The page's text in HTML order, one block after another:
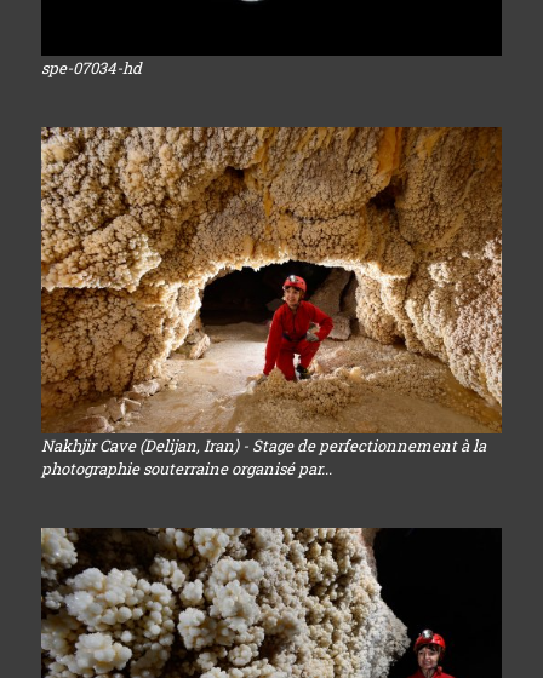
spe-07034-hd
Nakhjir Cave (Delijan, Iran) - Stage de perfectionnement à la
photographie souterraine organisé par...